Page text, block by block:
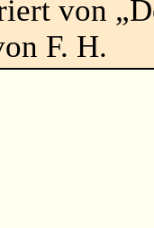
von
F. H.